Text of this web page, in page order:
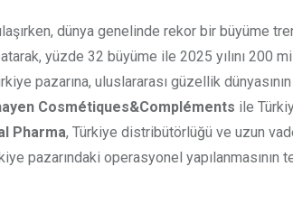
dünya genelinde rekor bir büyüme
yüzde 32 büyüme ile 2025 yılını 200
pazarına, uluslararası güzellik dünyasının
Cosmétiques&Compléments ile
Pharma, Türkiye distribütörlüğü ve uzun
pazarındaki operasyonel yapılanmasının